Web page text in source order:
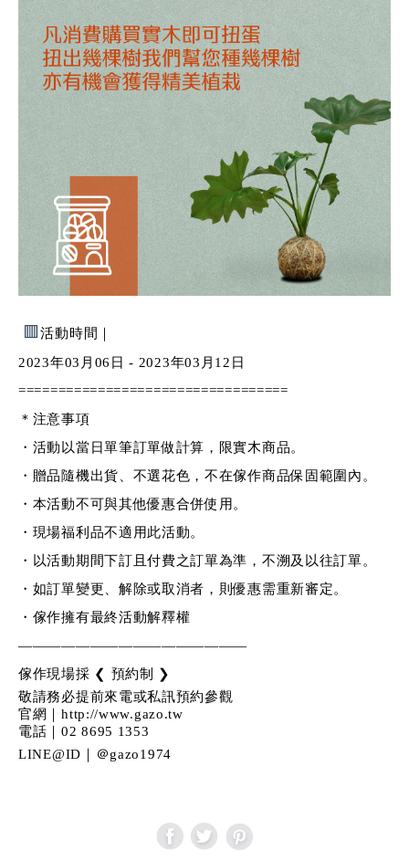
🟥活動時間｜
2023年03月06日 - 2023年03月12日
==================================
＊注意事項
・活動以當日單筆訂單做計算，限實木商品。
・贈品隨機出貨、不選花色，不在傢作商品保固範圍內。
・本活動不可與其他優惠合併使用。
・現場福利品不適用此活動。
・以活動期間下訂且付費之訂單為準，不溯及以往訂單。
・如訂單變更、解除或取消者，則優惠需重新審定。
・傢作擁有最終活動解釋權
————————————————
傢作現場採 ❮ 預約制 ❯
敬請務必提前來電或私訊預約參觀
官網｜http://www.gazo.tw
電話｜02 8695 1353
LINE@ID ｜＠gazo1974